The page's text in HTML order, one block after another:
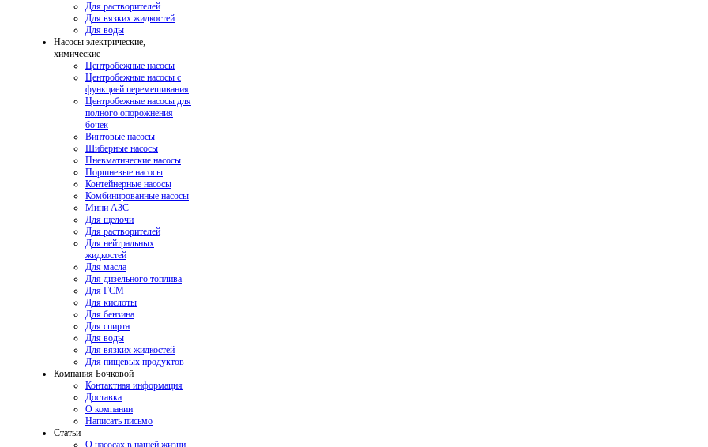
Для растворителей
Для вязких жидкостей
Для воды
Насосы электрические,
химические
Центробежные насосы
Центробежные насосы с
функцией перемешивания
Центробежные насосы для
полного опорожнения
бочек
Винтовые насосы
Шиберные насосы
Пневматические насосы
Поршневые насосы
Контейнерные насосы
Комбинированные насосы
Мини АЗС
Для щелочи
Для растворителей
Для нейтральных
жидкостей
Для масла
Для дизельного топлива
Для ГСМ
Для кислоты
Для бензина
Для спирта
Для воды
Для вязких жидкостей
Для пищевых продуктов
Компания Бочковой
Контактная информация
Доставка
О компании
Написать письмо
Cтатьи